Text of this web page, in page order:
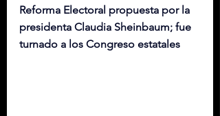
Reforma Electoral propuesta por la
presidenta Claudia Sheinbaum; fue
turnado a los Congreso estatales